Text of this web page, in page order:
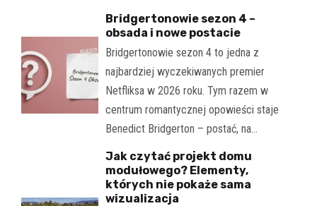
Bridgertonowie sezon 4 –
obsada i nowe postacie
Bridgertonowie sezon 4 to jedna z
najbardziej wyczekiwanych premier
Netfliksa w 2026 roku. Tym razem w
centrum romantycznej opowieści staje
Benedict Bridgerton – postać, na…
Jak czytać projekt domu
modułowego? Elementy,
których nie pokaże sama
wizualizacja